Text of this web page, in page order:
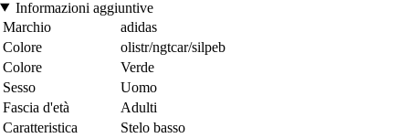
Informazioni aggiuntive
Marchio
adidas
Colore
olistr/ngtcar/silpeb
Colore
Verde
Sesso
Uomo
Fascia d'età
Adulti
Caratteristica
Stelo basso